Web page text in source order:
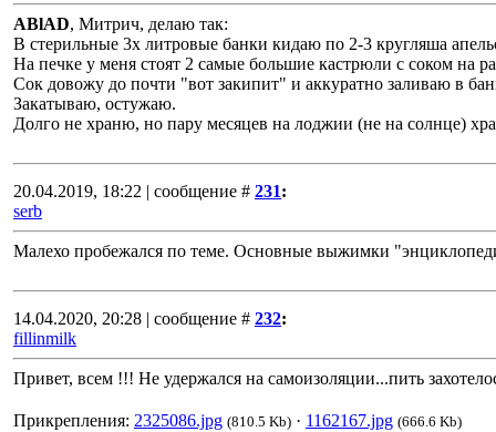
ABlAD, Митрич, делаю так:
В стерильные 3х литровые банки кидаю по 2-3 кругляша
На печке у меня стоят 2 самые большие кастрюли с соком на
Сок довожу до почти "вот закипит" и аккуратно заливаю в
Закатываю, остужаю.
Долго не храню, но пару месяцев на лоджии (не на солнце)
20.04.2019, 18:22 | сообщение # 231:
serb
Малехо пробежался по теме. Основные выжимки
14.04.2020, 20:28 | сообщение # 232:
fillinmilk
Привет, всем !!! Не удержался на самоизоляции...пить
Прикрепления: 2325086.jpg (810.5 Kb) · 1162167.jpg (666.6 Kb)